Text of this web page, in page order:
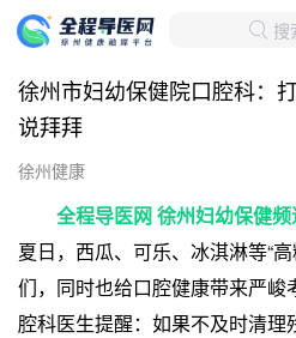
 搜
徐州市妇幼保健院口腔科：
说拜拜
徐州健康
全程导医网 徐州妇幼保健
夏日，西瓜、可乐、冰淇淋等“
们，同时也给口腔健康带来严峻
腔科医生提醒：如果不及时清理